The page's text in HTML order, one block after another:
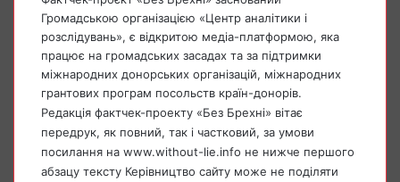
Громадською організацією «Центр аналітики і
розслідувань», є відкритою медіа-платформою, яка
працює на громадських засадах та за підтримки
міжнародних донорських організацій, міжнародних
грантових програм посольств країн-донорів.
Редакція фактчек-проекту «Без Брехні» вітає
передрук, як повний, так і частковий, за умови
посилання на www.without-lie.info не нижче першого
абзацу тексту Керівництво сайту може не поділяти